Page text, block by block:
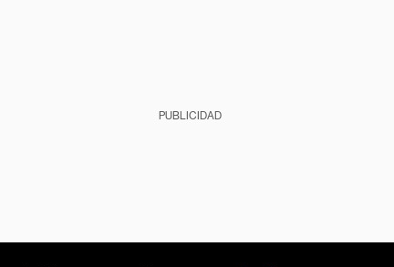
PUBLICIDAD